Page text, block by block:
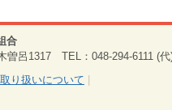
合
曽呂1317 TEL：048-294-6111 (
り扱いについて